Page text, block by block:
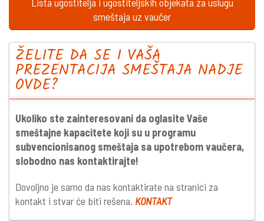
smeštaja uz vaučer
ŽELITE DA SE I VAŠA
PREZENTACIJA SMEŠTAJA NADJE
OVDE?
Ukoliko ste zainteresovani da oglasite Vaše
smeštajne kapacitete koji su u programu
subvencionisanog smeštaja sa upotrebom vaučera,
slobodno nas kontaktirajte!
Dovoljno je samo da nas kontaktirate na stranici za
kontakt i stvar će biti rešena. KONTAKT